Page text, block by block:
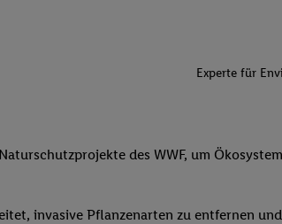
Experte für
des WWF, um
invasive Pflanzenarten zu entfernen